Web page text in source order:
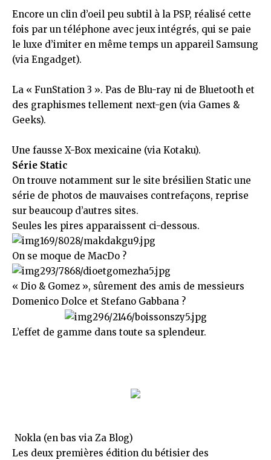
Encore un clin d’oeil peu subtil à la PSP, réalisé cette
fois par un téléphone avec jeux intégrés, qui se paie
le luxe d’imiter en même temps un appareil Samsung
(via Engadget).
La « FunStation 3 ». Pas de Blu-ray ni de Bluetooth et
des graphismes tellement next-gen (via Games &
Geeks).
Une fausse X-Box mexicaine (via Kotaku).
Série Static
On trouve notamment sur le site brésilien Static une
série de photos de mauvaises contrefaçons, reprise
sur beaucoup d’autres sites.
Seules les pires apparaissent ci-dessous.
On se moque de MacDo ?
« Dio & Gomez », sûrement des amis de messieurs
Domenico Dolce et Stefano Gabbana ?
L’effet de gamme dans toute sa splendeur.
Nokla (en bas via Za Blog)
Les deux premières édition du bétisier des